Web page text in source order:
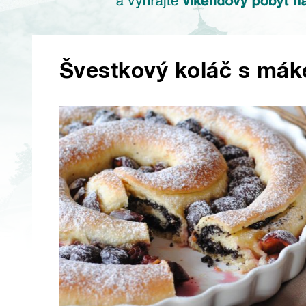
Švestkový koláč s